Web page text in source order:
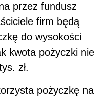
przez fundusz
firm będą
do wysokości
kwota pożyczki nie
zł.
pożyczkę na